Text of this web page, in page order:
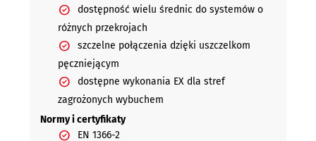
dostępność wielu średnic do systemów o
różnych przekrojach
szczelne połączenia dzięki uszczelkom
pęczniejącym
dostępne wykonania EX dla stref
zagrożonych wybuchem
Normy i certyfikaty
EN 1366-2